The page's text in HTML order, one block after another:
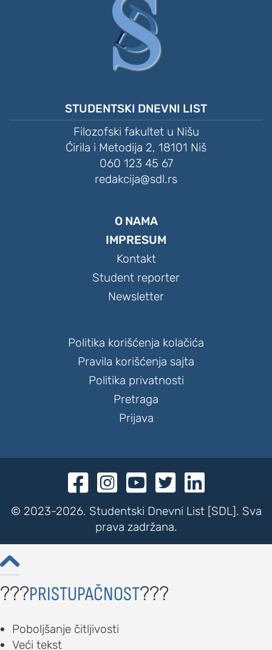
STUDENTSKI DNEVNI LIST
Filozofski fakultet u Nišu
Ćirila i Metodija 2, 18101 Niš
060 123 45 67
redakcija@sdl.rs
O NAMA
IMPRESUM
Kontakt
Student reporter
Newsletter
Politika korišćenja kolačića
Pravila korišćenja sajta
Politika privatnosti
Pretraga
Prijava
    
© 2023-2026. Studentski Dnevni List [SDL]. Sva
prava zadržana.

???PRISTUPAČNOST???
Poboljšanje čitljivosti
Veći tekst